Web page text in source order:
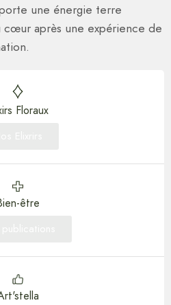
une énergie terre
cœur après une expérience de
Floraux
être